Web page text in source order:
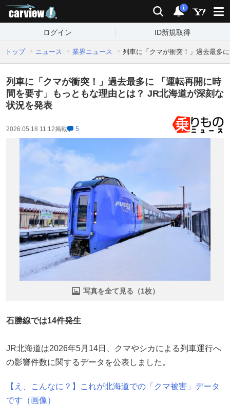
検索 通知
i
ログイン ID新規取得
トップ ニュース 業界ニュース 列車に「クマが衝突！」過去最多
列車に「クマが衝突！」過去最多に 「運転再開に時
間を要す」もっともな理由とは？ JR北海道が深刻な
状況を発表
2026.05.18 11:12掲載 5
写真を全て見る（1枚）
石勝線では14件発生
JR北海道は2026年5月14日、クマやシカによる列車運行へ
の影響件数に関するデータを公表しました。
【え、こんなに？】これが北海道での「クマ被害」データ
です（画像）